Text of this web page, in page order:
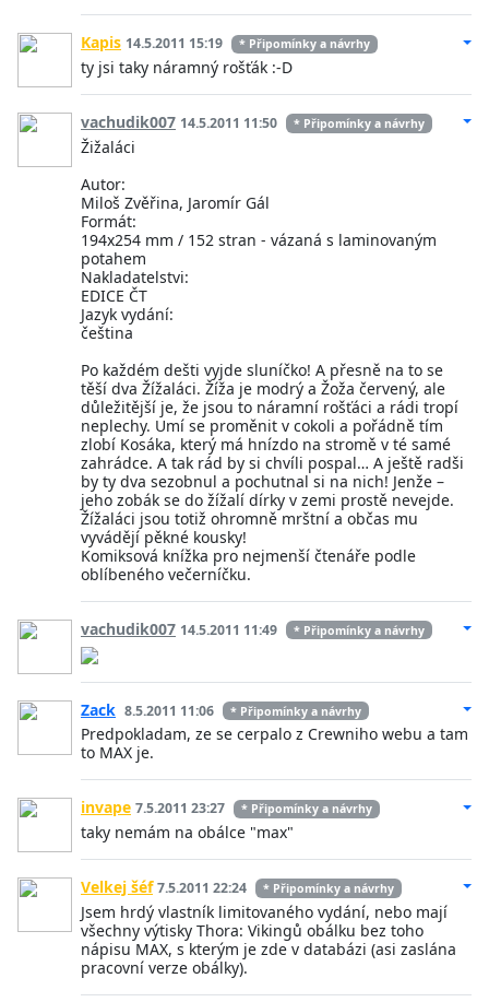
Kapis 14.5.2011 15:19 * Připomínky a návrhy
ty jsi taky náramný rošťák :-D
vachudik007 14.5.2011 11:50 * Připomínky a návrhy
Žižaláci
Autor:
Miloš Zvěřina, Jaromír Gál
Formát:
194x254 mm / 152 stran - vázaná s laminovaným
potahem
Nakladatelstvi:
EDICE ČT
Jazyk vydání:
čeština
Po každém dešti vyjde sluníčko! A přesně na to se
těší dva Žížaláci. Žíža je modrý a Žoža červený, ale
důležitější je, že jsou to náramní rošťáci a rádi tropí
neplechy. Umí se proměnit v cokoli a pořádně tím
zlobí Kosáka, který má hnízdo na stromě v té samé
zahrádce. A tak rád by si chvíli pospal… A ještě radši
by ty dva sezobnul a pochutnal si na nich! Jenže –
jeho zobák se do žížalí dírky v zemi prostě nevejde.
Žížaláci jsou totiž ohromně mrštní a občas mu
vyvádějí pěkné kousky!
Komiksová knížka pro nejmenší čtenáře podle
oblíbeného večerníčku.
vachudik007 14.5.2011 11:49 * Připomínky a návrhy
Zack 8.5.2011 11:06 * Připomínky a návrhy
Predpokladam, ze se cerpalo z Crewniho webu a tam
to MAX je.
invape 7.5.2011 23:27 * Připomínky a návrhy
taky nemám na obálce "max"
Velkej šéf 7.5.2011 22:24 * Připomínky a návrhy
Jsem hrdý vlastník limitovaného vydání, nebo mají
všechny výtisky Thora: Vikingů obálku bez toho
nápisu MAX, s kterým je zde v databázi (asi zaslána
pracovní verze obálky).